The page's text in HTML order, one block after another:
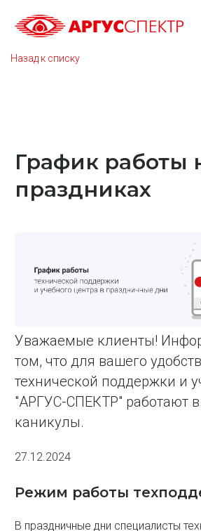
Назад к списку
График работы
праздниках
Уважаемые клиенты!
том, что для вашего
технической поддержки и
"АРГУС-СПЕКТР" работают
каникулы.
27.12.2024
Режим работы
В праздничные дни специалисты